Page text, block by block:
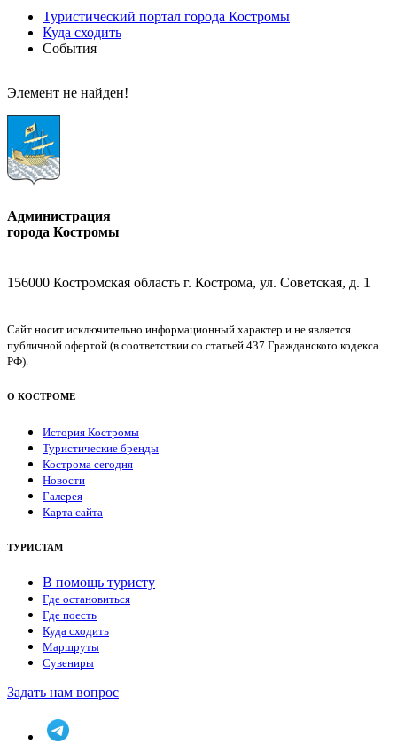
Туристический портал города Костромы
Куда сходить
События
Элемент не найден!
Администрация
города Костромы
156000 Костромская область г. Кострома, ул. Советская, д. 1
Сайт носит исключительно информационный характер и не является
публичной офертой (в соответствии со статьей 437 Гражданского кодекса
РФ).
О КОСТРОМЕ
История Костромы
Туристические бренды
Кострома сегодня
Новости
Галерея
Карта сайта
ТУРИСТАМ
В помощь туристу
Где остановиться
Где поесть
Куда сходить
Маршруты
Сувениры
Задать нам вопрос